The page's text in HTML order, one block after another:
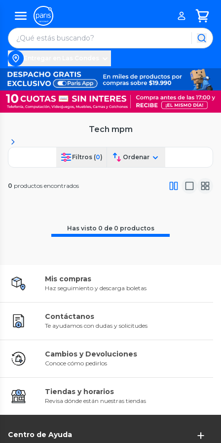
Tech mpm
Filtros (0) Ordenar
0 productos encontrados
Has visto 0 de 0 productos
Mis compras
Haz seguimiento y descarga boletas
Contáctanos
Te ayudamos con dudas y solicitudes
Cambios y Devoluciones
Conoce cómo pedirlos
Tiendas y horarios
Revisa dónde están nuestras tiendas
Centro de Ayuda